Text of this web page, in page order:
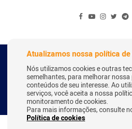
Copyright Webitcoin 2018 - Todos os
Desenvolvido por: Herick
Atualizamos nossa política
Nós utilizamos cookies e outras
semelhantes, para melhorar
conteúdos de seu interesse. Ao
serviços, você aceita a nossa
monitoramento de cookies.
Para mais informações, consulte
Política de cookies